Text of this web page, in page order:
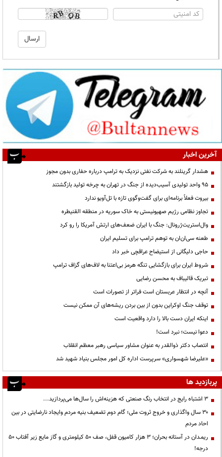
آخرین اخبار
هشدار گرینلند به شرکت نفتی نزدیک به ترامپ درباره حفاری بدون مجوز
95 واحد تولیدی آسیب‌دیده از جنگ در تهران به چرخه تولید بازگشتند
بیروت فعلاً برنامه‌ای برای گفت‌وگوی تازه با تل‌آویو ندارد
تجاوز نظامی رژیم صهیونیستی به خاک سوریه در منطقه القنیطره
وال‌استریت‌ژرونال: جنگ با ایران ضعف‌های ارتش آمریکا را رو کرد
طعنه سی‌ان‌ان به توهم ترامپ برای تسلیم ایران
حاجی دلیگانی از استیضاح عراقچی خبر داد
شروط ایران برای بازگشایی تنگه هرمز بی‌اعتنا به لاف‌های گزاف ترامپ
تبریک قالیباف به محسن رضایی
آنچه در انتظار عربستان است فراتر از تصورات است
توقف جنگ اوکراین بدون از بین بردن ریشه‌های آن ممکن نیست
اینکه ایران دست بالا را دارد واقعیت است
دعوا نیست؛ نبرد است!
انتصاب دکتر ذوالقدر به عنوان مشاور سیاسی رهبر معظم انقلاب
«علیرضا شهسواری» سرپرست اداره کل امور مجلس بنیاد شهید شد
پربازدید ها
3 اشتباه رایج در انتخاب رنگ صنعتی که هزینه‌اش را سال‌ها می‌پردازید...
۳۰ سال واگذاری و خروج ثروت ملی؛ گام دوم تضعیف بنیه مردم وایجاد نارضایتی در بین
احاد مردم
ریمـدان در آستانه بحران؛ ۳ هزار کامیون قفل، صف ۵۰ کیلومتری و گاز مایع زیر آفتاب ۵۰
درجه!